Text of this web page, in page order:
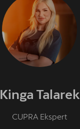
Kinga Talarek
CUPRA Ekspert